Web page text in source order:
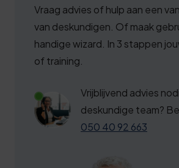
Vraag advies of hulp aan een
van deskundigen. Of maak
handige wizard. In 3 stappen
of training.
Vrijblijvend advies
deskundige team?
050 40 92 663
4
5
6
7
8
3
9
4
4
9